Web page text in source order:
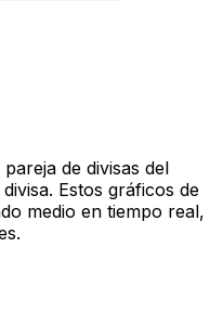
de divisas del
Estos gráficos de
medio en tiempo real,